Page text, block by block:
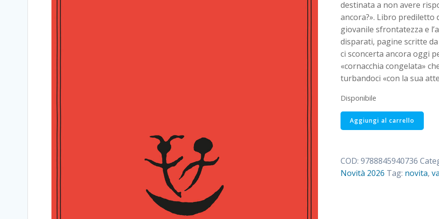
destinata a non avere
ancora?». Libro prediletto
giovanile sfrontatezza e
disparati, pagine scritte
ci sconcerta ancora oggi
«cornacchia congelata»
turbandoci «con la sua
Disponibile
Amras
quantità
Aggiungi al carrello
COD: 9788845940736
Novità 2026 Tag: novita,